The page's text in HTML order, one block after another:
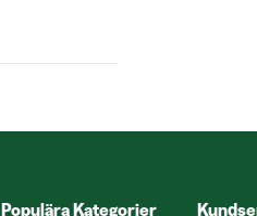
Populära Kategorier